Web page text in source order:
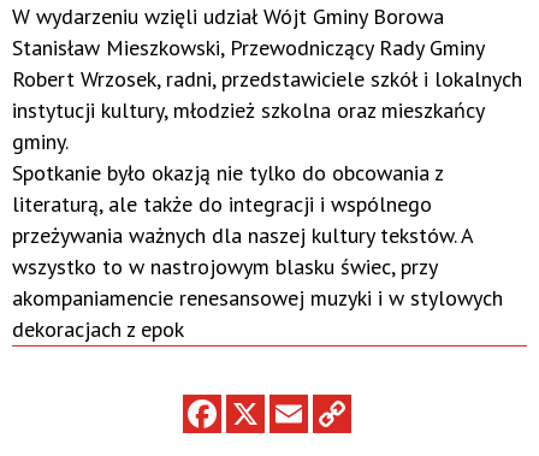
W wydarzeniu wzięli udział Wójt Gminy Borowa
Stanisław Mieszkowski, Przewodniczący Rady Gminy
Robert Wrzosek, radni, przedstawiciele szkół i lokalnych
instytucji kultury, młodzież szkolna oraz mieszkańcy
gminy.
Spotkanie było okazją nie tylko do obcowania z
literaturą, ale także do integracji i wspólnego
przeżywania ważnych dla naszej kultury tekstów. A
wszystko to w nastrojowym blasku świec, przy
akompaniamencie renesansowej muzyki i w stylowych
dekoracjach z epok